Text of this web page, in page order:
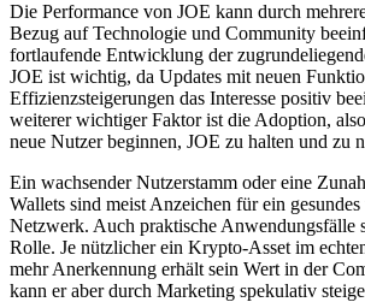
Die Performance von JOE kann durch
Bezug auf Technologie und Community
fortlaufende Entwicklung der
JOE ist wichtig, da Updates mit neuen
Effizienzsteigerungen das Interesse positiv
weiterer wichtiger Faktor ist die Adoption,
neue Nutzer beginnen, JOE zu halten und zu
Ein wachsender Nutzerstamm oder eine
Wallets sind meist Anzeichen für ein
Netzwerk. Auch praktische Anwendungsfälle
Rolle. Je nützlicher ein Krypto-Asset im
mehr Anerkennung erhält sein Wert in der
kann er aber durch Marketing spekulativ